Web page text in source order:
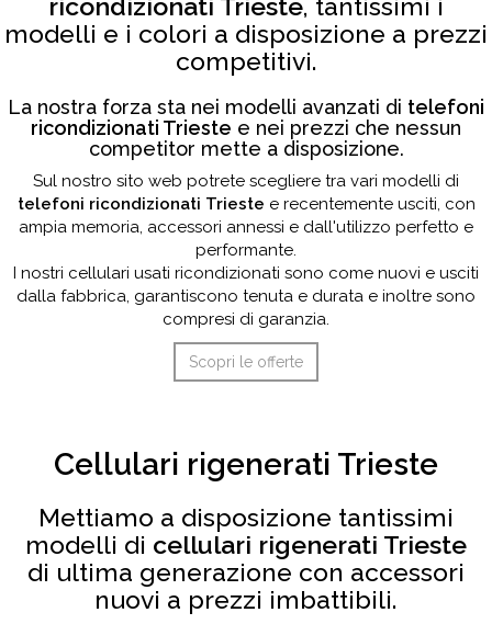
ricondizionati Trieste, tantissimi i
modelli e i colori a disposizione a prezzi
competitivi.
La nostra forza sta nei modelli avanzati di telefoni
ricondizionati Trieste e nei prezzi che nessun
competitor mette a disposizione.
Sul nostro sito web potrete scegliere tra vari modelli di
telefoni ricondizionati Trieste e recentemente usciti, con
ampia memoria, accessori annessi e dall'utilizzo perfetto e
performante.
I nostri cellulari usati ricondizionati sono come nuovi e usciti
dalla fabbrica, garantiscono tenuta e durata e inoltre sono
compresi di garanzia.
Scopri le offerte
Cellulari rigenerati Trieste
Mettiamo a disposizione tantissimi
modelli di cellulari rigenerati Trieste
di ultima generazione con accessori
nuovi a prezzi imbattibili.